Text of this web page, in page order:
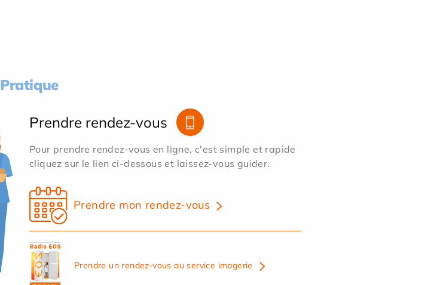
Pratique
Prendre rendez-vous
Pour prendre rendez-vous en ligne, c'est simple et rapide
cliquez sur le lien ci-dessous et laissez-vous guider.
Prendre mon rendez-vous
Prendre un rendez-vous au service imagerie